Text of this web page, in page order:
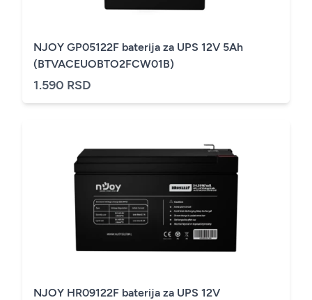
NJOY GP05122F baterija za UPS 12V 5Ah
(BTVACEUOBTO2FCW01B)
1.590 RSD
NJOY HR09122F baterija za UPS 12V